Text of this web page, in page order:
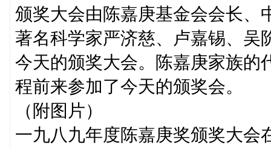
颁奖大会由陈嘉庚基金会会长、
著名科学家严济慈、卢嘉锡、吴
今天的颁奖大会。陈嘉庚家族的
程前来参加了今天的颁奖会。
（附图片）
一九八九年度陈嘉庚奖颁奖大会